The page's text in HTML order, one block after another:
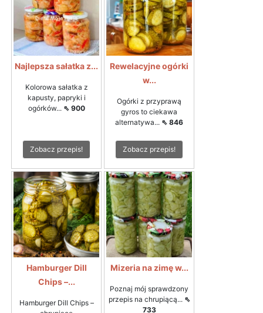
Najlepsza sałatka z...
Kolorowa sałatka z
kapusty, papryki i
ogórków... ⇖ 900
Zobacz przepis!
Rewelacyjne ogórki
w...
Ogórki z przyprawą
gyros to ciekawa
alternatywa... ⇖ 846
Zobacz przepis!
Hamburger Dill
Chips –...
Hamburger Dill Chips –
Mizeria na zimę w...
Poznaj mój sprawdzony
przepis na chrupiącą... ⇖
733